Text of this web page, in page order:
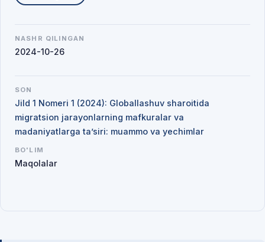
NASHR QILINGAN
2024-10-26
SON
Jild 1 Nomeri 1 (2024): Globallashuv sharoitida
migratsion jarayonlarning mafkuralar va
madaniyatlarga ta’siri: muammo va yechimlar
BO'LIM
Maqolalar